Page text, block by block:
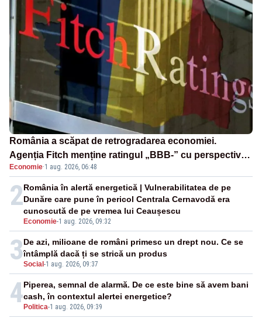
România a scăpat de retrogradarea economiei.
Agenția Fitch menține ratingul „BBB-” cu perspectivă
negativă
Economie·1 aug. 2026, 06:48
2
Economie-1 aug. 2026, 09:32
România în alertă energetică | Vulnerabilitatea de pe
Dunăre care pune în pericol Centrala Cernavodă era
cunoscută de pe vremea lui Ceaușescu
3Social -1 aug. 2026, 09:37
De azi, milioane de români primesc un drept nou. Ce se
întâmplă dacă ți se strică un produs
4 Politica-1 aug. 2026, 09:39
Piperea, semnal de alarmă. De ce este bine să avem bani
cash, în contextul alertei energetice?